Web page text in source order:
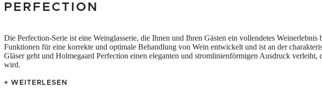
PERFECTION
Die Perfection-Serie ist eine Weinglasserie, die Ihnen und Ihren Gästen ein vollendetes
Funktionen für eine korrekte und optimale Behandlung von Wein entwickelt und ist an der
Gläser geht und Holmegaard Perfection einen eleganten und stromlinienförmigen Ausdruck verleiht,
wird.
+ WEITERLESEN